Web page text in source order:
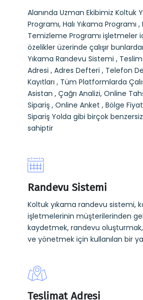
Alanında Uzman Ekibimiz Koltuk
Programı, Halı Yıkama Programı ,
Temizleme Programı işletmeler
özelikler üzerinde çalışır
Yıkama Randevu Sistemi ,
Adresi , Adres Defteri , Telefon
Kayıtları , Tüm Platformlarda
Asistan , Çağrı Analizi, Online
Sipariş , Online Anket , Bölge
Sipariş Yolda gibi birçok
sahiptir
Randevu Sistemi
Koltuk yıkama randevu sistemi,
işletmelerinin müşterilerinden
kaydetmek, randevu
ve yönetmek için kullanılan bir
Teslimat Adresi